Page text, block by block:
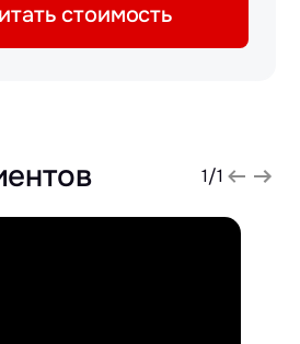
стоимость
1/1